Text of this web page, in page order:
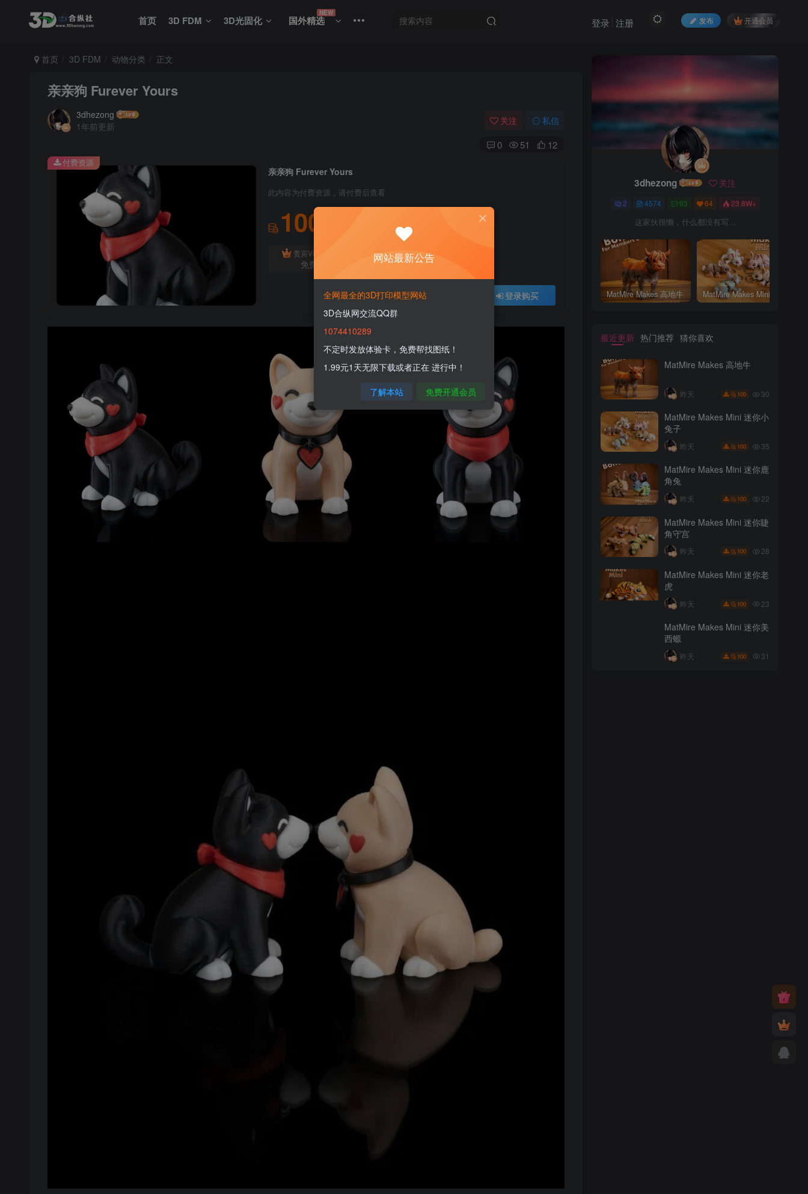
首页 3D FDM 3D光固化 国外精选
NEW
发布 开通会员
登录 注册
首页 3D FDM 动物分类 正文
亲亲狗 Furever Yours
3dhezong
1年前更新
关注 私信
0 51 12
亲亲狗 Furever Yours
此内容为付费资源，请付费后查看
100
贵宾VIP会员
免费
体验会员免费
登录购买
付费资源
3dhezong 关注
2 4574 93 64 23.8W+
这家伙很懒，什么都没有写...
MatMire Makes 高地牛
最近更新 热门推荐 猜你喜欢
MatMire Makes 高地牛
昨天 100 30
MatMire Makes Mini 迷你小
兔子
昨天 100 35
MatMire Makes Mini 迷你鹿
角兔
昨天 100 22
MatMire Makes Mini 迷你睫
角守宫
昨天 100 28
MatMire Makes Mini 迷你老
虎
昨天 100 23
MatMire Makes Mini 迷你美
西螈
昨天 100 31
3dhezong 关注
2 4574 93 64 23.8W+
这家伙很懒，什么都没有写...
MatMire Makes 高地牛
最近更新 热门推荐 猜你喜欢
昨天
兔子
昨天
角兔
角守宫
昨天
网站最新公告
全网最全的3D打印模型网站
3D合纵网交流QQ群
1074410289
不定时发放体验卡，免费帮找图纸！
1.99元1天无限下载或者正在 进行中！
了解本站 免费开通会员